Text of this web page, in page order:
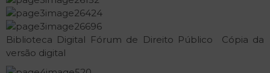
Biblioteca Digital Fórum de Direito Público ­ Cópia da
versão digital